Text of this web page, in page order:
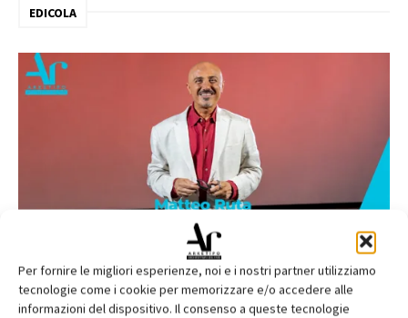
Per fornire le migliori esperienze, noi e i nostri partner utilizziamo
tecnologie come i cookie per memorizzare e/o accedere alle
informazioni del dispositivo. Il consenso a queste tecnologie
EDICOLA